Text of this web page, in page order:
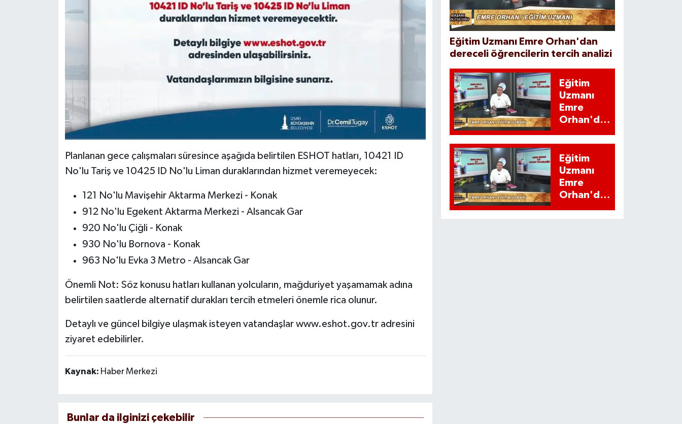
Planlanan gece çalışmaları süresince aşağıda belirtilen ESHOT hatları, 10421 ID
No'lu Tariş ve 10425 ID No'lu Liman duraklarından hizmet veremeyecek:
121 No'lu Mavişehir Aktarma Merkezi - Konak
912 No'lu Egekent Aktarma Merkezi - Alsancak Gar
920 No'lu Çiğli - Konak
930 No'lu Bornova - Konak
963 No'lu Evka 3 Metro - Alsancak Gar
Önemli Not: Söz konusu hatları kullanan yolcuların, mağduriyet yaşamamak adına
belirtilen saatlerde alternatif durakları tercih etmeleri önemle rica olunur.
Detaylı ve güncel bilgiye ulaşmak isteyen vatandaşlar www.eshot.gov.tr adresini
ziyaret edebilirler.
Kaynak: Haber Merkezi
Bunlar da ilginizi çekebilir
Eğitim Uzmanı Emre Orhan'dan
dereceli öğrencilerin tercih analizi
Eğitim
Uzmanı
Emre
Orhan'dan
adaylarına
'İstatistiki'
uyarı
Eğitim
Uzmanı
Emre
Orhan'dan